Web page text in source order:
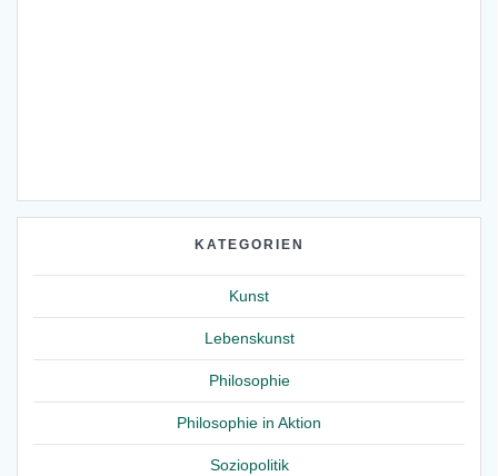
KATEGORIEN
Kunst
Lebenskunst
Philosophie
Philosophie in Aktion
Soziopolitik